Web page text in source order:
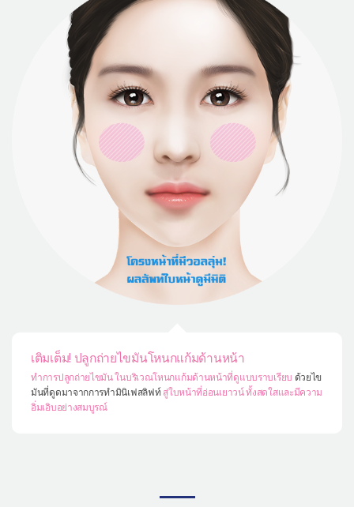
เติมเต็ม! ปลูกถ่ายไขมันโหนกแก้มด้านหน้า
ทำการปลูกถ่ายไขมัน ในบริเวณโหนกแก้มด้านหน้าที่ดูแบบราบเรียบ ด้วยไข
มันที่ดูดมาจากการทำมินิเฟสลิฟท์สู่ใบหน้าที่อ่อนเยาวน์ ทั้งสดใสและมีความ
อิ่มเอิบอย่างสมบูรณ์